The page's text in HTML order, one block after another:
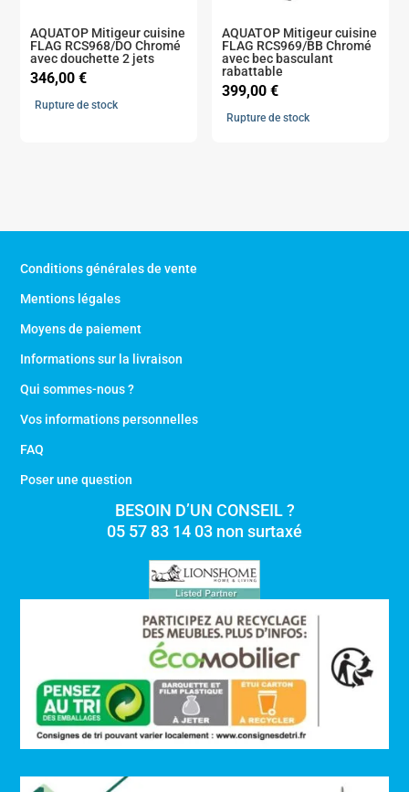
AQUATOP Mitigeur cuisine
FLAG RCS968/DO Chromé
avec douchette 2 jets
346,00€
Rupture de stock
AQUATOP Mitigeur cuisine
FLAG RCS969/BB Chromé
avec bec basculant
rabattable
399,00€
Rupture de stock
Conditions générales de vente
Mentions légales
Moyens de paiement
Informations sur la livraison
Qui sommes-nous ?
Vos informations personnelles
FAQ
Poser une question
BESOIN D’UN CONSEIL ?
05 57 83 14 03 non surtaxé